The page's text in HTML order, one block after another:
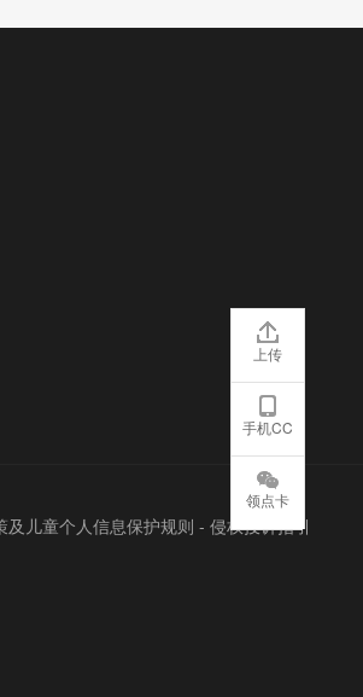
及儿童个人信息保护规则 - 侵权投诉指引
上传
手机CC
领点卡